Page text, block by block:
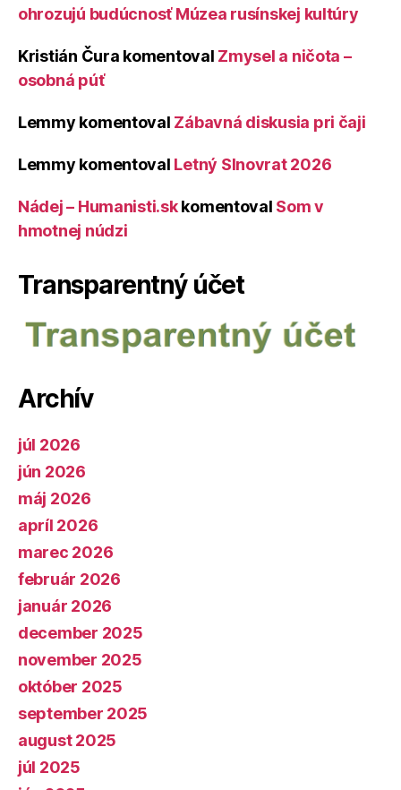
ohrozujú budúcnosť Múzea rusínskej kultúry
Kristián Čura komentoval Zmysel a ničota –
osobná púť
Lemmy komentoval Zábavná diskusia pri čaji
Lemmy komentoval Letný Slnovrat 2026
Nádej – Humanisti.skkomentoval Som v
hmotnej núdzi
Transparentný účet
Archív
júl 2026
jún 2026
máj 2026
apríl 2026
marec 2026
február 2026
január 2026
december 2025
november 2025
október 2025
september 2025
august 2025
júl 2025